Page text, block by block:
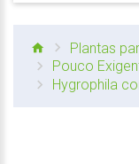
Plantas
Pouco
Hygrophila